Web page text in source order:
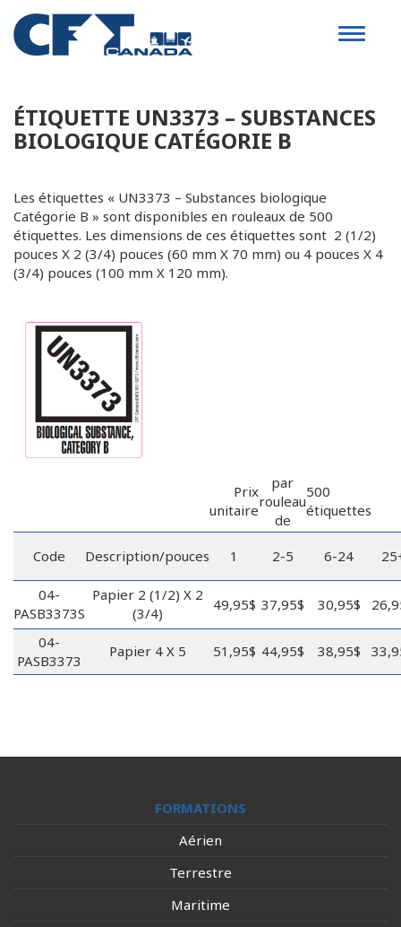
Toggle
ÉTIQUETTE UN3373 – SUBSTANCES
BIOLOGIQUE CATÉGORIE B
Les étiquettes « UN3373 – Substances biologique
Catégorie B » sont disponibles en rouleaux de 500
étiquettes. Les dimensions de ces étiquettes sont 2 (1/2)
pouces X 2 (3/4) pouces (60 mm X 70 mm) ou 4 pouces X 4
(3/4) pouces (100 mm X 120 mm).
Prix
unitaire
par
rouleau
de
500
étiquettes
Code Description/pouces 1 2-5 6-24
04-
PASB3373S
Papier 2 (1/2) X 2
(3/4)
49,95$ 37,95$ 30,95$
04-
PASB3373
Papier 4 X 5 51,95$ 44,95$ 38,95$
FORMATIONS
Aérien
Terrestre
Maritime